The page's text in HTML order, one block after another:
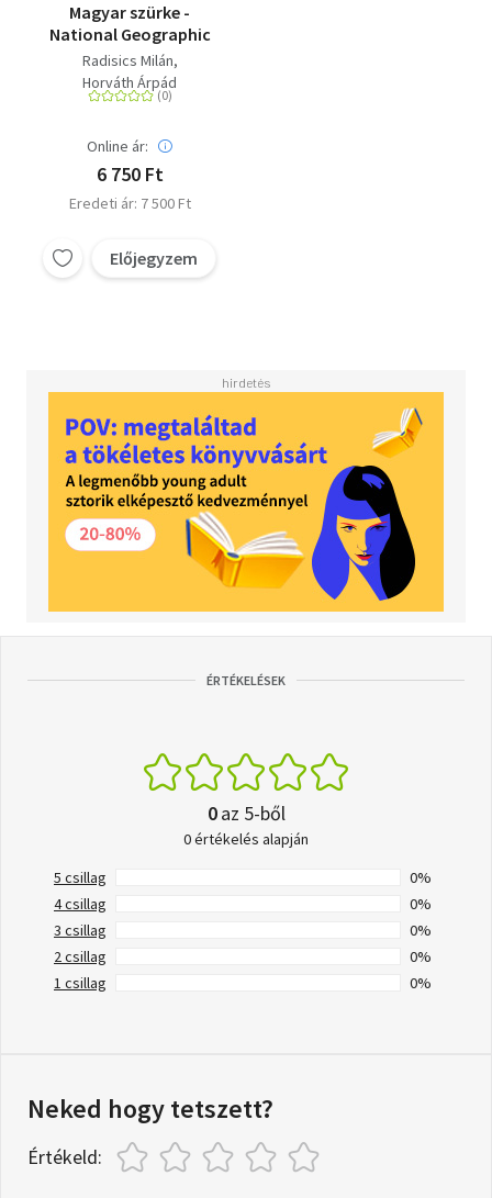
Magyar szürke -
National Geographic
Radisics Milán
Horváth Árpád
Online ár:
6 750 Ft
Eredeti ár: 7 500 Ft
Előjegyzem
ÉRTÉKELÉSEK
0az 5-ből
0 értékelés alapján
5 csillag
0%
4 csillag
0%
3 csillag
0%
2 csillag
0%
1 csillag
0%
Neked hogy tetszett?
Értékeld: